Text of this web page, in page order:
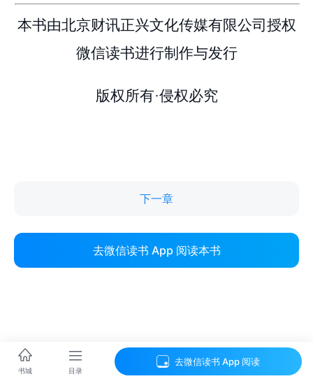
下一章
去微信读书 App 阅读本书
书城 目录
去微信读书 App 阅读